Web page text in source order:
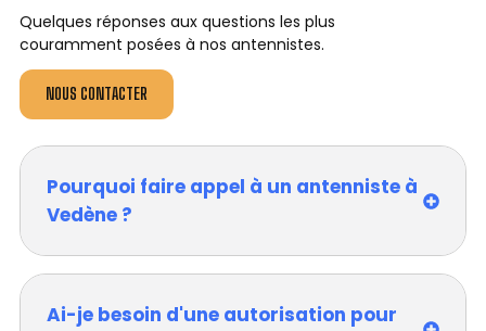
Quelques réponses aux questions les plus
couramment posées à nos antennistes.
NOUS CONTACTER
Pourquoi faire appel à un antenniste à
Vedène ?
Ai-je besoin d'une autorisation pour